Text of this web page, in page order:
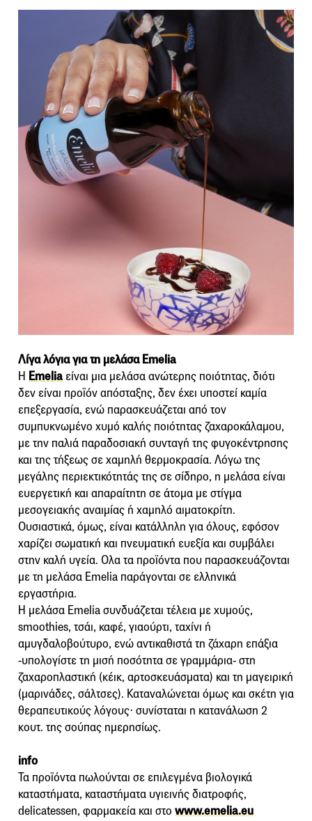
Λίγα λόγια για τη μελάσα Emelia
Η Emelia είναι μια μελάσα ανώτερης ποιότητας, διότι
δεν είναι προϊόν απόσταξης, δεν έχει υποστεί καμία
επεξεργασία, ενώ παρασκευάζεται από τον
συμπυκνωμένo χυμό καλής ποιότητας ζαχαροκάλαμου,
με την παλιά παραδοσιακή συνταγή της φυγοκέντρησης
και της τήξεως σε χαμηλή θερμοκρασία. Λόγω της
μεγάλης περιεκτικότητάς της σε σίδηρο, η μελάσα είναι
ευεργετική και απαραίτητη σε άτομα με στίγμα
μεσογειακής αναιμίας ή χαμηλό αιματοκρίτη.
Oυσιαστικά, όμως, είναι κατάλληλη για όλους, εφόσον
χαρίζει σωματική και πνευματική ευεξία και συμβάλει
στην καλή υγεία. Ολα τα προϊόντα που παρασκευάζονται
με τη μελάσα Emelia παράγονται σε ελληνικά
εργαστήρια.
Η μελάσα Emelia συνδυάζεται τέλεια με χυμούς,
smoothies, τσάι, καφέ, γιαούρτι, ταχίνι ή
αμυγδαλοβούτυρο, ενώ αντικαθιστά τη ζάχαρη επάξια
-υπολογίστε τη μισή ποσότητα σε γραμμάρια- στη
ζαχαροπλαστική (κέικ, αρτοσκευάσματα) και τη μαγειρική
(μαρινάδες, σάλτσες). Καταναλώνεται όμως και σκέτη για
θεραπευτικούς λόγους⋅ συνίσταται η κατανάλωση 2
κουτ. της σούπας ημερησίως.
info
Τα προϊόντα πωλούνται σε επιλεγμένα βιολογικά
καταστήματα, καταστήματα υγιεινής διατροφής,
delicatessen, φαρμακεία και στο www.emelia.eu